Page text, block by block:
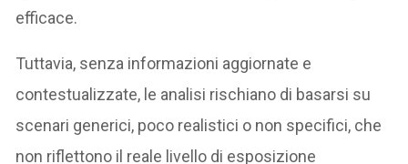
efficace.
Tuttavia, senza informazioni aggiornate e
contestualizzate, le analisi rischiano di basarsi su
scenari generici, poco realistici o non specifici, che
non riflettono il reale livello di esposizione